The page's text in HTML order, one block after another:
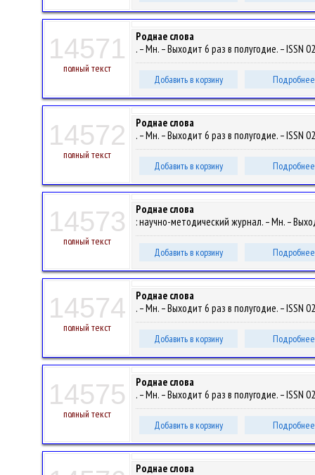
14571
полный текст
Роднае слова
. – Мн. – Выходит 6 раз в полугодие. – ISSN
Добавить в корзину Подробнее
14572
полный текст
Роднае слова
. – Мн. – Выходит 6 раз в полугодие. – ISSN
Добавить в корзину Подробнее
14573
полный текст
Роднае слова
: научно-методический журнал. – Мн. –
Добавить в корзину Подробнее
14574
полный текст
Роднае слова
. – Мн. – Выходит 6 раз в полугодие. – ISSN
Добавить в корзину Подробнее
14575
полный текст
Роднае слова
. – Мн. – Выходит 6 раз в полугодие. – ISSN
Добавить в корзину Подробнее
Роднае слова